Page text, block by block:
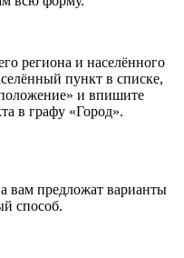
региона и населённого
пункт в списке,
и впишите
в графу «Город».
вам предложат варианты
способ.